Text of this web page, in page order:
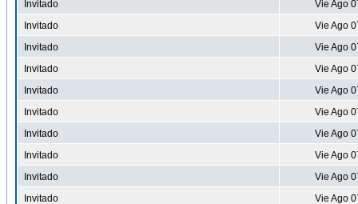
Invitado
Vie Ago
Invitado
Vie Ago
Invitado
Vie Ago
Invitado
Vie Ago
Invitado
Vie Ago
Invitado
Vie Ago
Invitado
Vie Ago
Invitado
Vie Ago
Invitado
Vie Ago
Invitado
Vie Ago